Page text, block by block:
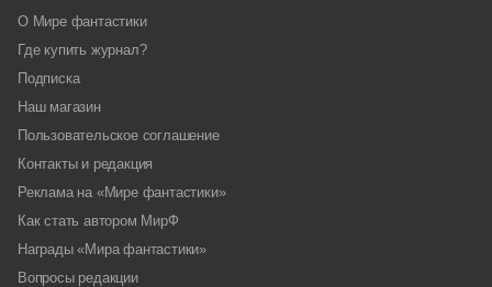
О Мире фантастики
Где купить журнал?
Подписка
Наш магазин
Пользовательское соглашение
Контакты и редакция
Реклама на «Мире фантастики»
Как стать автором МирФ
Награды «Мира фантастики»
Вопросы редакции